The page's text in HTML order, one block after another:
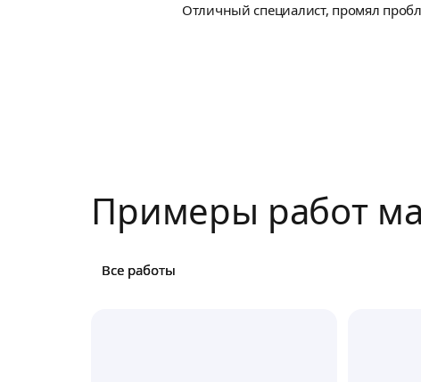
Отличный специалист, промял
Примеры работ
Все работы
Все работы